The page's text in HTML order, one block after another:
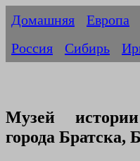
Домашняя Европа
Россия
Сибирь
Музей
города Братска,